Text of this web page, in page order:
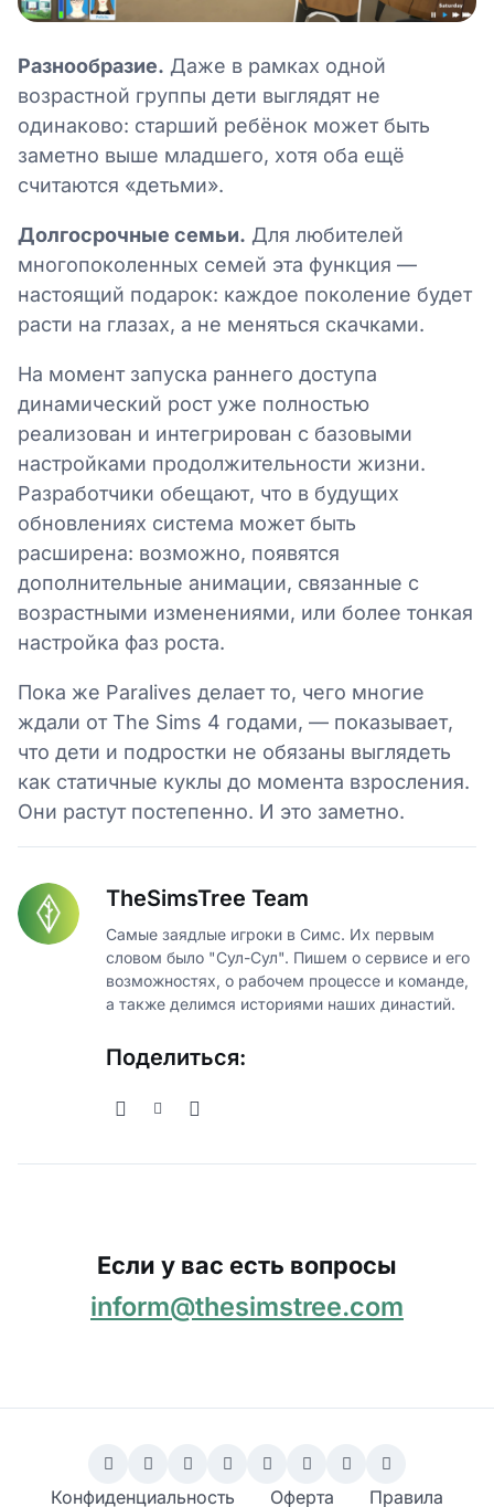
Разнообразие. Даже в рамках одной
возрастной группы дети выглядят не
одинаково: старший ребёнок может быть
заметно выше младшего, хотя оба ещё
считаются «детьми».
Долгосрочные семьи. Для любителей
многопоколенных семей эта функция —
настоящий подарок: каждое поколение будет
расти на глазах, а не меняться скачками.
На момент запуска раннего доступа
динамический рост уже полностью
реализован и интегрирован с базовыми
настройками продолжительности жизни.
Разработчики обещают, что в будущих
обновлениях система может быть
расширена: возможно, появятся
дополнительные анимации, связанные с
возрастными изменениями, или более тонкая
настройка фаз роста.
Пока же Paralives делает то, чего многие
ждали от The Sims 4 годами, — показывает,
что дети и подростки не обязаны выглядеть
как статичные куклы до момента взросления.
Они растут постепенно. И это заметно.
TheSimsTree Team
Самые заядлые игроки в Симс. Их первым
словом было "Сул-Сул". Пишем о сервисе и его
возможностях, о рабочем процессе и команде,
а также делимся историями наших династий.
Поделиться:
Если у вас есть вопросы
inform@thesimstree.com
Конфиденциальность Оферта Правила